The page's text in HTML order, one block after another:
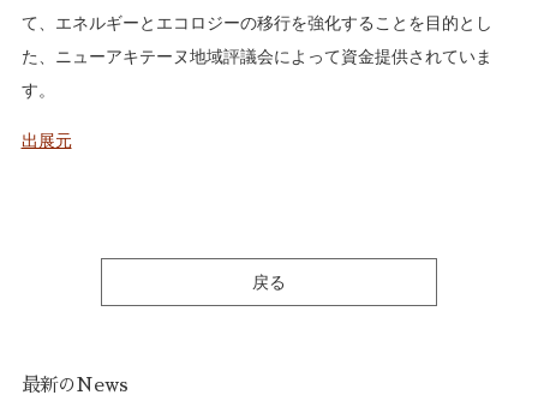
て、エネルギーとエコロジーの移行を強化することを目的とし
た、ニューアキテーヌ地域評議会によって資金提供されていま
す。
出展元
戻る
最新のNews